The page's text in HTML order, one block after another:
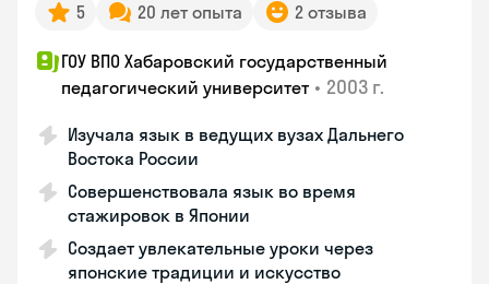
5 20 лет опыта 2 отзыва
ГОУ ВПО Хабаровский государственный
педагогический университет • 2003 г.
Изучала язык в ведущих вузах Дальнего
Востока России
Совершенствовала язык во время
стажировок в Японии
Создает увлекательные уроки через
японские традиции и искусство